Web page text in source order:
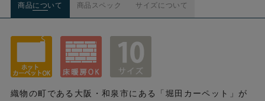
商品について 商品スペック サイズについて
織物の町である大阪・和泉市にある「堀田カーペット」が